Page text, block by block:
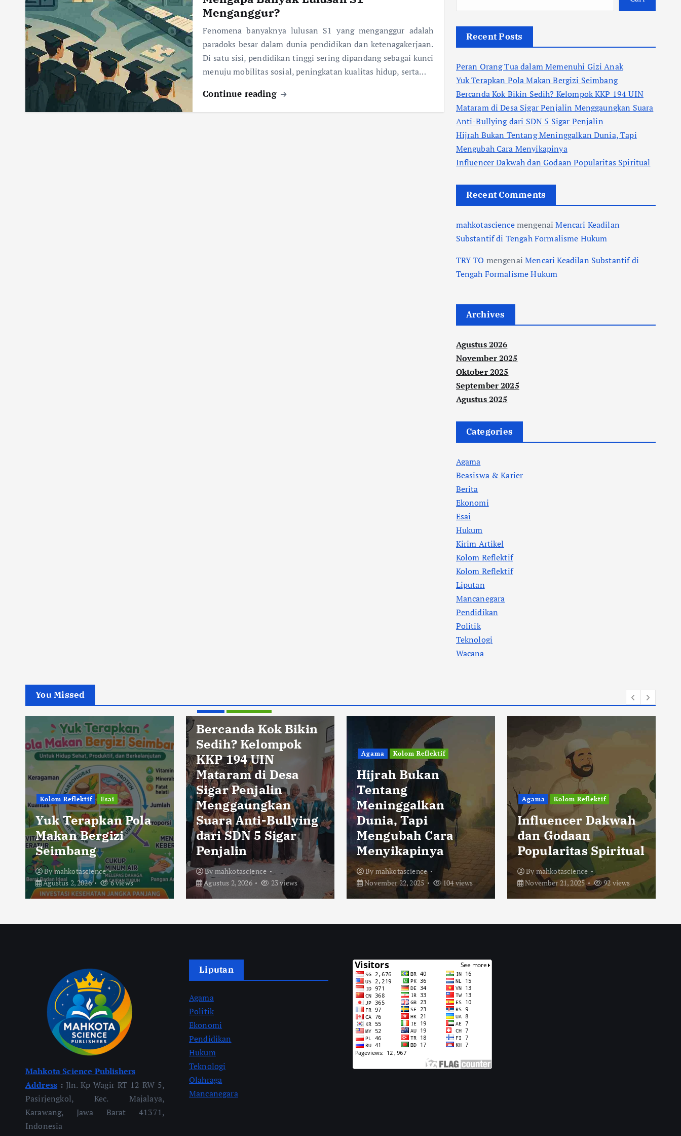
Menganggur?
Fenomena banyaknya lulusan S1 yang menganggur adalah
paradoks besar dalam dunia pendidikan dan ketenagakerjaan.
Di satu sisi, pendidikan tinggi sering dipandang sebagai kunci
menuju mobilitas sosial, peningkatan kualitas hidup, serta…
Continue reading
Recent Posts
Peran Orang Tua dalam Memenuhi Gizi Anak
Yuk Terapkan Pola Makan Bergizi Seimbang
Bercanda Kok Bikin Sedih? Kelompok KKP 194 UIN
Mataram di Desa Sigar Penjalin Menggaungkan Suara
Anti-Bullying dari SDN 5 Sigar Penjalin
Hijrah Bukan Tentang Meninggalkan Dunia, Tapi
Mengubah Cara Menyikapinya
Influencer Dakwah dan Godaan Popularitas Spiritual
Recent Comments
mahkotasciencemengenaiMencari Keadilan
Substantif di Tengah Formalisme Hukum
TRY TO mengenaiMencari Keadilan Substantif di
Tengah Formalisme Hukum
Archives
Agustus 2026
November 2025
Oktober 2025
September 2025
Agustus 2025
Categories
Agama
Beasiswa & Karier
Berita
Ekonomi
Esai
Hukum
Kirim Artikel
Kolom Reflektif
Kolom Reflektif
Liputan
Mancanegara
Pendidikan
Politik
Teknologi
Wacana
You Missed
Berita Pendidikan
Bercanda Kok Bikin
Sedih? Kelompok
KKP 194 UIN
Mataram di Desa
Sigar Penjalin
Menggaungkan
Suara Anti-Bullying
dari SDN 5 Sigar
Penjalin
Bymahkotascience
Agustus 2, 2026
23 views
Agama Kolom Reflektif
Hijrah Bukan
Tentang
Meninggalkan
Dunia, Tapi
Mengubah Cara
Menyikapinya
Bymahkotascience
November 22, 2025
Agama Kolom Reflektif
Influencer Dakwah
dan Godaan
Popularitas Spiritual
Bymahkotascience
November 21, 2025
92 views
Kolom Reflektif
Ketika Hijrah
Membawa
Kedamaian, Bukan
Kebencian
Bymahkotascience
November 20, 2025
95 views
Mahkota Science Publishers
Address : Jln. Kp Wagir RT 12 RW 5,
Pasirjengkol, Kec. Majalaya,
Karawang, Jawa Barat 41371,
Indonesia
Liputan
Agama
Politik
Ekonomi
Pendidikan
Hukum
Teknologi
Olahraga
Mancanegara